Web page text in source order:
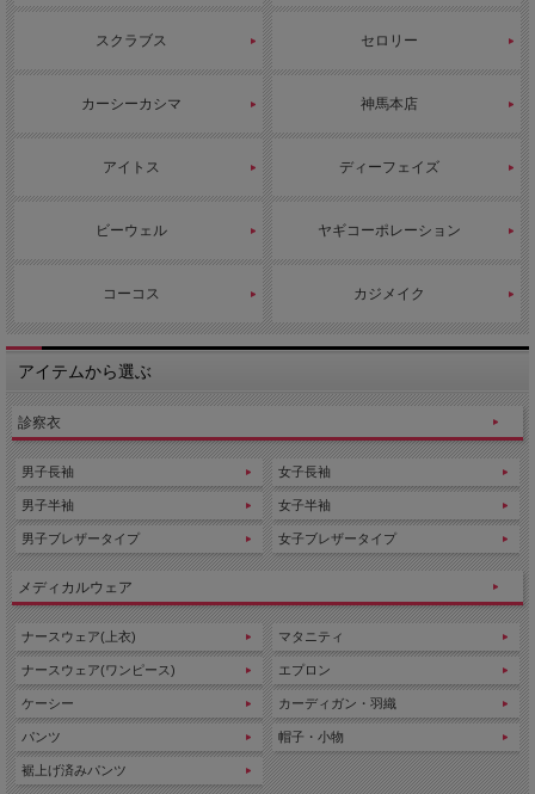
様々なニーズに対応できる男女兼用スクラブ。
2025/10/10 ナガイレーベン新作パンツ。非常に優れたストレッチ性
を持つニット素材を使用した男女兼用パンツです。
2025/10/9 男女兼用スクラブホワイト。動きやすくて涼しい。スマ
ートフォン用ポケットや多機能ループ、ストラップをかけられる衿
吊りなど最新の機能満載。
2025/10/8 男女兼用スクラブ。落ち着いた5色のカラー展開。フロン
トファスナー開き。
2025/10/7 豊かなストレッチ性を持つニット素材の男女兼用パンツ
2025/10/6 センターファスナー開き・ラグランスリーブの男女兼用
2025/10/3 センターファスナー開き・ラグランスリーブの男女兼用
スクラブ落ち着いた４色カラー展開です。
2025/10/2 なめらかなタッチと豊かなストレッチ性を誇る高機能ニ
ット素材を採用した男女兼用パンツです。
2025/10/1 カットが入った衿、ポケットのデザインが新しさを感じ
させてくれる男女兼用スクラブ。洗練されたホワイトカラー。
2025/9/30 おしゃれなカットが入った衿、４色展開。ポケットのデ
ザインが新しさを感じさせてくれる男女兼用スクラブ。
2025/9/29 ミズノ。着脱がラクなファスナータイプの男女兼用スク
ラブ。ダークな６色展開。
2025/9/26 ミズノの男女兼用スクラブ。シワになりにくく、お手入
れ簡単のイージーケア素材。
2025/9/25 ナガイレーベンからおしゃれなチュニックをご紹介。ウ
エストの切り替えがウエスト位置を高く見せ、脚長効果を演出しま
す。
スクラブス セロリー
カーシーカシマ 神馬本店
アイトス ディーフェイズ
ビーウェル ヤギコーポレーション
コーコス カジメイク
アイテムから選ぶ
診察衣
男子長袖
男子半袖
男子ブレザータイプ
女子長袖
女子半袖
女子ブレザータイプ
メディカルウェア
ナースウェア(上衣)
ナースウェア(ワンピース)
ケーシー
パンツ
裾上げ済みパンツ
マタニティ
エプロン
カーディガン・羽織
帽子・小物